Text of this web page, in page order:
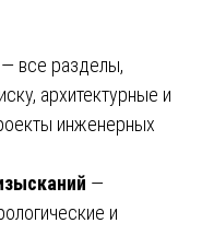
— все разделы,
архитектурные и
инженерных
—
и